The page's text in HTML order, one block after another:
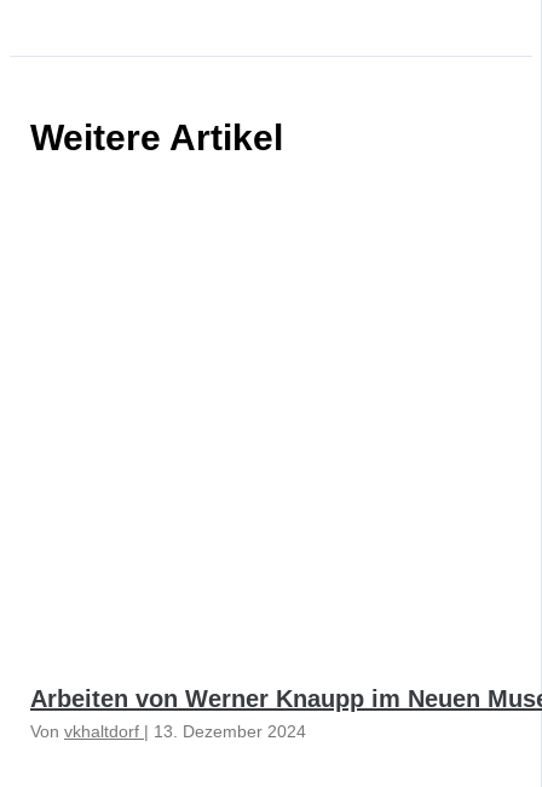
Weitere Artikel
Arbeiten von Werner Knaupp im Neuen
Von vkhaltdorf | 13. Dezember 2024